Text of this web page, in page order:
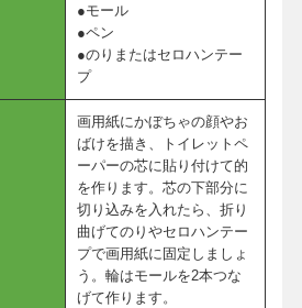
●モール
●ペン
●のりまたはセロハンテー
プ
画用紙にかぼちゃの顔やお
ばけを描き、トイレットペ
ーパーの芯に貼り付けて的
を作ります。芯の下部分に
切り込みを入れたら、折り
曲げてのりやセロハンテー
プで画用紙に固定しましょ
う。輪はモールを2本つな
げて作ります。